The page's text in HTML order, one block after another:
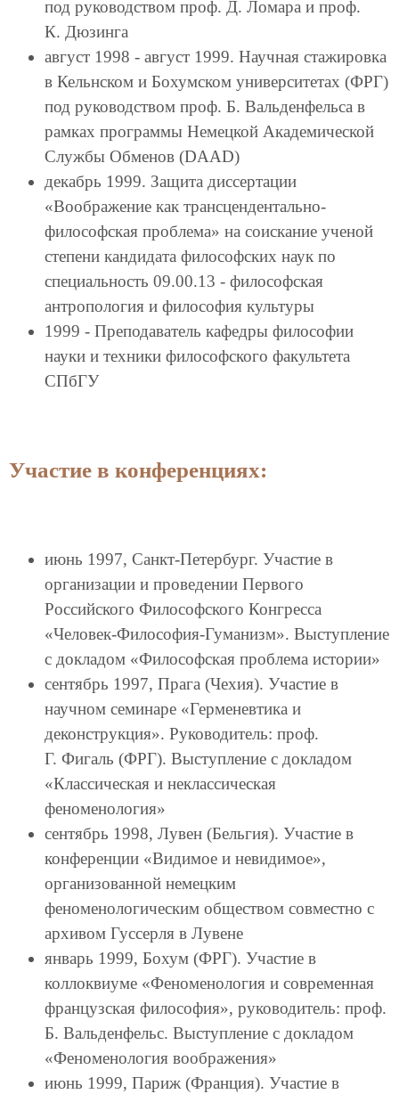
под руководством проф. Д. Ломара и проф.
К. Дюзинга
август 1998 - август 1999. Научная стажировка
в Кельнском и Бохумском университетах (ФРГ)
под руководством проф. Б. Вальденфельса в
рамках программы Немецкой Академической
Службы Обменов (DAAD)
декабрь 1999. Защита диссертации
«Воображение как трансцендентально-
философская проблема» на соискание ученой
степени кандидата философских наук по
специальность 09.00.13 - философская
антропология и философия культуры
1999 - Преподаватель кафедры философии
науки и техники философского факультета
СПбГУ
Участие в конференциях:
июнь 1997, Санкт-Петербург. Участие в
организации и проведении Первого
Российского Философского Конгресса
«Человек-Философия-Гуманизм». Выступление
с докладом «Философская проблема истории»
сентябрь 1997, Прага (Чехия). Участие в
научном семинаре «Герменевтика и
деконструкция». Руководитель: проф.
Г. Фигаль (ФРГ). Выступление с докладом
«Классическая и неклассическая
феноменология»
сентябрь 1998, Лувен (Бельгия). Участие в
конференции «Видимое и невидимое»,
организованной немецким
феноменологическим обществом совместно с
архивом Гуссерля в Лувене
январь 1999, Бохум (ФРГ). Участие в
коллоквиуме «Феноменология и современная
французская философия», руководитель: проф.
Б. Вальденфельс. Выступление с докладом
«Феноменология воображения»
июнь 1999, Париж (Франция). Участие в